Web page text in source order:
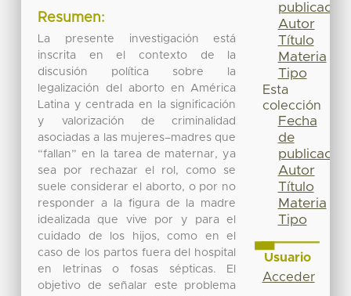
Resumen:
La presente investigación está
inscrita en el contexto de la
discusión política sobre la
legalización del aborto en América
Latina y centrada en la significación
y valorización de criminalidad
asociadas a las mujeres–madres que
“fallan” en la tarea de maternar, ya
sea por rechazar el rol, como se
suele considerar el aborto, o por no
responder a la figura de la madre
idealizada que vive por y para el
cuidado de los hijos, como en el
caso de los partos fuera del hospital
en letrinas o fosas sépticas. El
objetivo de señalar este problema
publicación
Autor
Título
Materia
Tipo
Esta
colección
Fecha
de
publicación
Autor
Título
Materia
Tipo
Usuario
Acceder